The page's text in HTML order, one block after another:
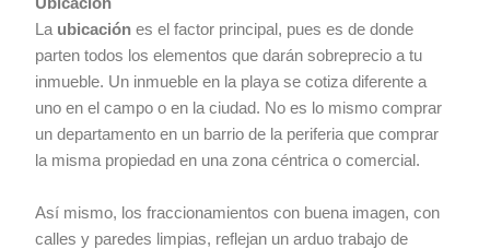
Ubicación
La ubicaciónes el factor principal, pues es de donde
parten todos los elementos que darán sobreprecio a tu
inmueble. Un inmueble en la playa se cotiza diferente a
uno en el campo o en la ciudad. No es lo mismo comprar
un departamento en un barrio de la periferia que comprar
la misma propiedad en una zona céntrica o comercial.
Así mismo, los fraccionamientos con buena imagen, con
calles y paredes limpias, reflejan un arduo trabajo de